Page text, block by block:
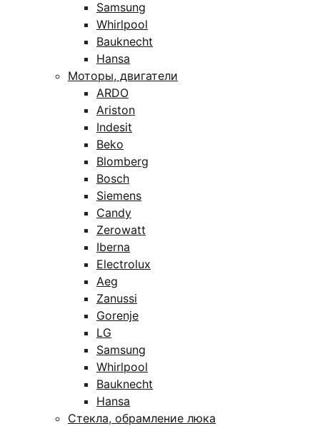
Samsung
Whirlpool
Bauknecht
Hansa
Моторы, двигатели
ARDO
Ariston
Indesit
Beko
Blomberg
Bosch
Siemens
Candy
Zerowatt
Iberna
Electrolux
Aeg
Zanussi
Gorenje
LG
Samsung
Whirlpool
Bauknecht
Hansa
Стекла, обрамление люка